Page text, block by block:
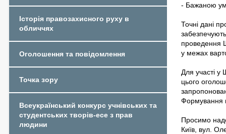
- Бажаною
Точні дані
проведення
у межах
Для участі у
цього
Формування
Просимо
Київ, вул.
Історія правозахисного руху в
обличчях
Оголошення та повідомлення
Точка зору
Всеукраїнський конкурс учнівських та
студентських творів-есе з прав
людини